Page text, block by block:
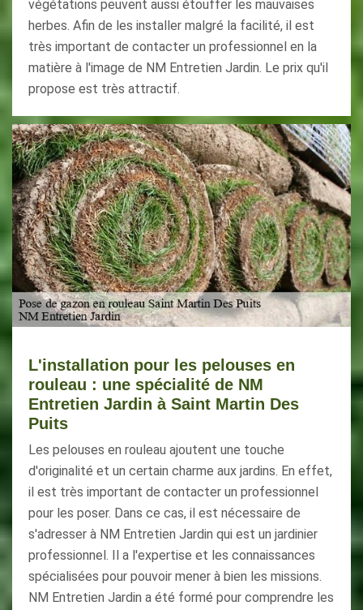
végétations peuvent aussi étouffer les mauvaises
herbes. Afin de les installer malgré la facilité, il est
très important de contacter un professionnel en la
matière à l'image de NM Entretien Jardin. Le prix qu'il
propose est très attractif.
L'installation pour les pelouses en
rouleau : une spécialité de NM
Entretien Jardin à Saint Martin Des
Puits
Les pelouses en rouleau ajoutent une touche
d'originalité et un certain charme aux jardins. En effet,
il est très important de contacter un professionnel
pour les poser. Dans ce cas, il est nécessaire de
s'adresser à NM Entretien Jardin qui est un jardinier
professionnel. Il a l'expertise et les connaissances
spécialisées pour pouvoir mener à bien les missions.
NM Entretien Jardin a été formé pour comprendre les